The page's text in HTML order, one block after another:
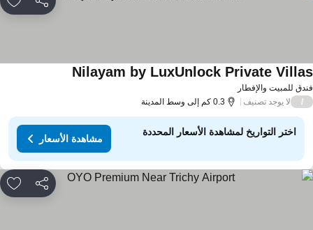
مشاركة
للمبيت والإفطار
Nilayam by LuxUnlock Privateمشاهدة الأسعار
لا يوجد تصنيف 0.3 كم إلى وسط المدينة
اختر التواريخ لمشاهدة الأسعار المحددة
مشاهدة الأسعار
مشاركة